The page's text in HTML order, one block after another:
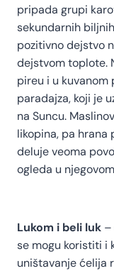
pripada grupi
sekundarnih
pozitivno dejstvo
dejstvom toplote.
pireu i u kuvanom
paradajza, koji je
na Suncu.
likopina, pa hrana
deluje veoma
ogleda u
Lukom i beli luk –
se mogu koristiti i
uništavanje ćelija